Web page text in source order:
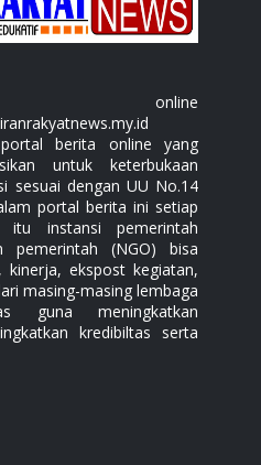
online
berita online yang
untuk keterbukaan
sesuai dengan UU No.14
portal berita ini setiap
itu instansi pemerintah
pemerintah (NGO) bisa
kinerja, ekspost kegiatan,
masing-masing lembaga
guna meningkatkan
kredibiltas serta